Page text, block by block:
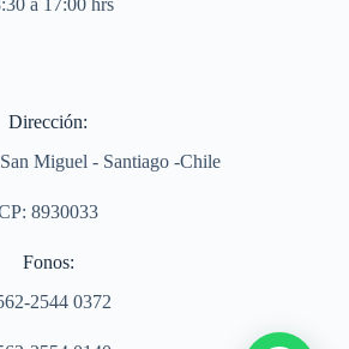
a 17:00 hrs
Dirección:
Miguel - Santiago -Chile
8930033
Fonos:
2544 0372